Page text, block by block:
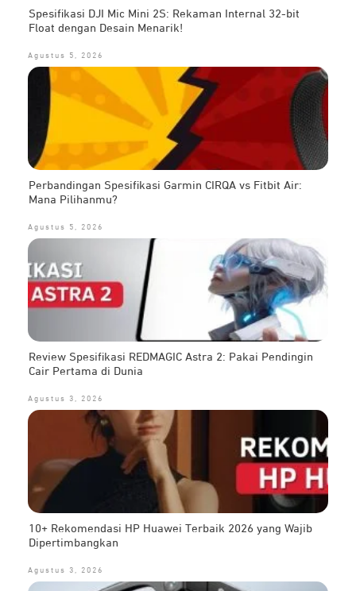
Spesifikasi DJI Mic Mini 2S: Rekaman Internal 32-bit
Float dengan Desain Menarik!
Agustus 5, 2026
Perbandingan Spesifikasi Garmin CIRQA vs Fitbit Air:
Mana Pilihanmu?
Agustus 5, 2026
Review Spesifikasi REDMAGIC Astra 2: Pakai Pendingin
Cair Pertama di Dunia
Agustus 3, 2026
10+ Rekomendasi HP Huawei Terbaik 2026 yang Wajib
Dipertimbangkan
Agustus 3, 2026